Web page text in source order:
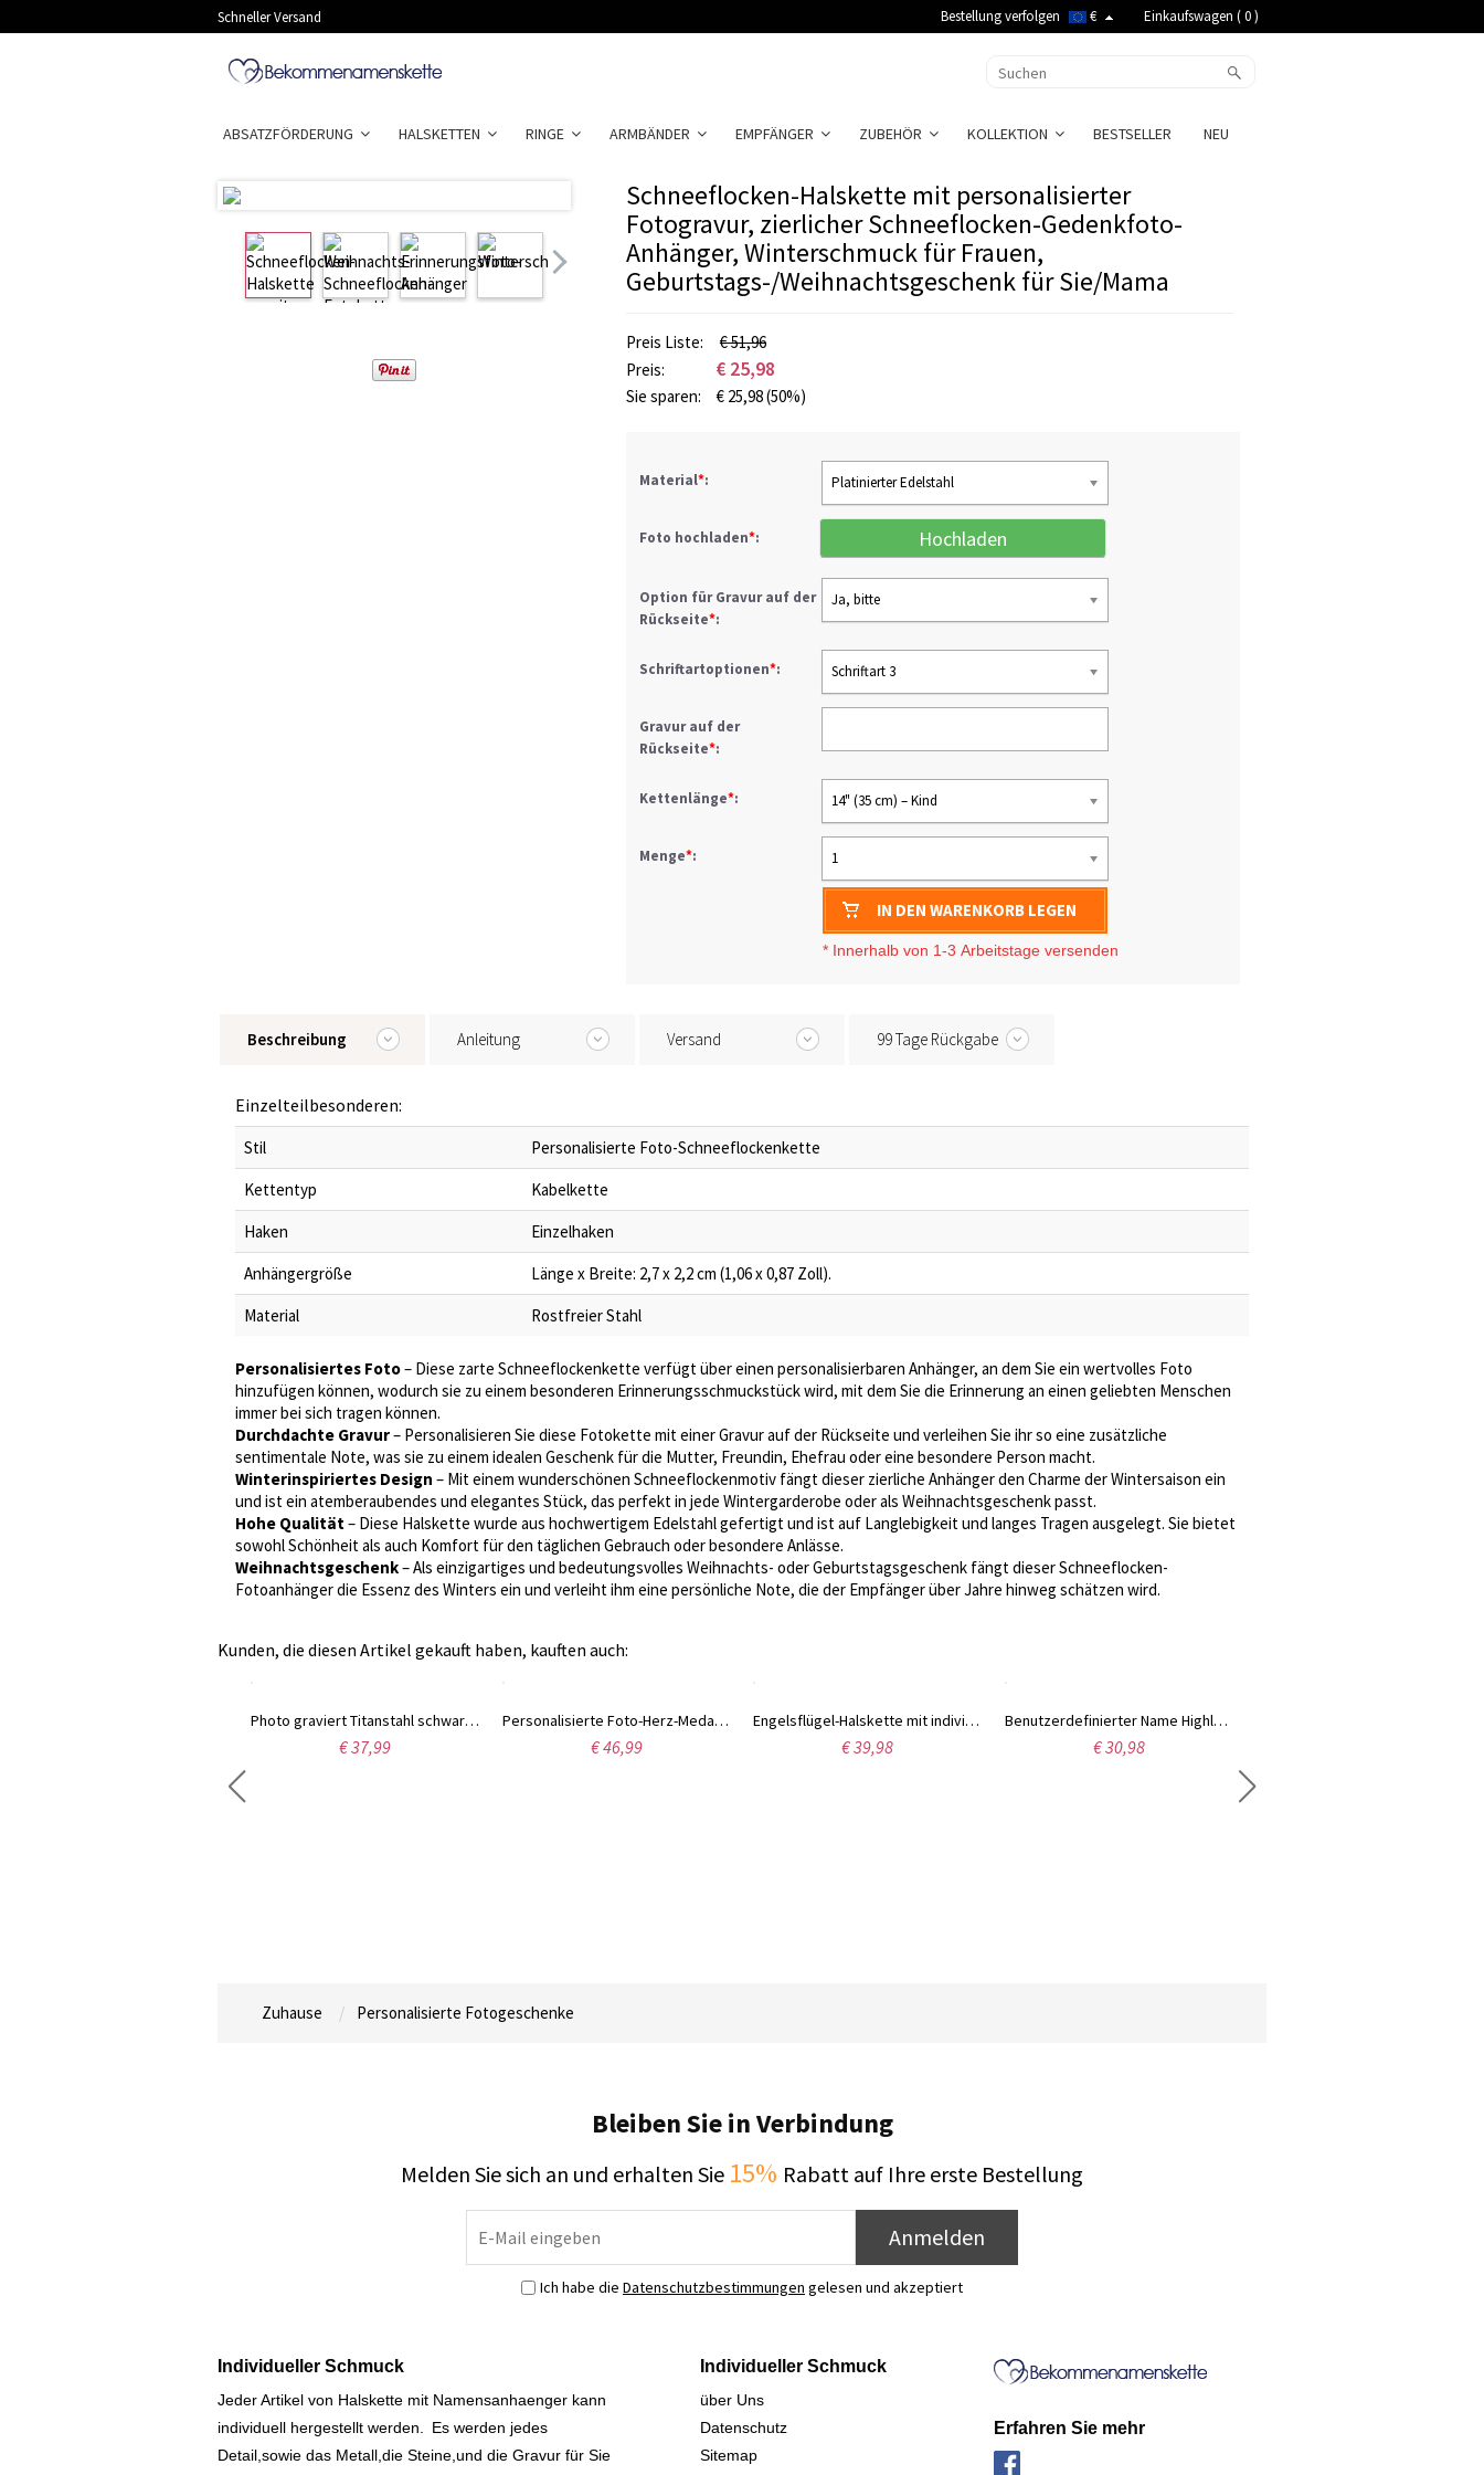
Schneller Versand Bestellung verfolgen € Einkaufswagen (0)
ABSATZFÖRDERUNG HALSKETTEN RINGE ARMBÄNDER EMPFÄNGER ZUBEHÖR KOLLEKTION BESTSELLER NEU
Schneeflocken-Halskette mit personalisierter
Fotogravur, zierlicher Schneeflocken-Gedenkfoto-
Anhänger, Winterschmuck für Frauen,
Geburtstags-/Weihnachtsgeschenk für Sie/Mama
Preis Liste:
€ 51,96
Preis:
€ 25,98
Sie sparen: € 25,98(50%)
Material*: Platinierter Edelstahl
Foto hochladen*: Hochladen
Option für Gravur auf der
Rückseite*:
Ja, bitte
Schriftartoptionen*: Schriftart 3
Gravur auf der
Rückseite*:
Kettenlänge*: 14" (35 cm) – Kind
Menge*: 1
IN DEN WARENKORB LEGEN
* Innerhalb von 1-3 Arbeitstage versenden
Beschreibung Anleitung Versand 99 Tage Rückgabe
Einzelteilbesonderen:
Stil
Personalisierte Foto-Schneeflockenkette
Kettentyp
Kabelkette
Haken
Einzelhaken
Anhängergröße
Länge x Breite: 2,7 x 2,2 cm (1,06 x 0,87 Zoll).
Material
Rostfreier Stahl
Personalisiertes Foto– Diese zarte Schneeflockenkette verfügt über einen personalisierbaren Anhänger, an dem Sie ein wertvolles Foto
hinzufügen können, wodurch sie zu einem besonderen Erinnerungsschmuckstück wird, mit dem Sie die Erinnerung an einen geliebten Menschen
immer bei sich tragen können.
Durchdachte Gravur– Personalisieren Sie diese Fotokette mit einer Gravur auf der Rückseite und verleihen Sie ihr so eine zusätzliche
sentimentale Note, was sie zu einem idealen Geschenk für die Mutter, Freundin, Ehefrau oder eine besondere Person macht.
Winterinspiriertes Design – Mit einem wunderschönen Schneeflockenmotiv fängt dieser zierliche Anhänger den Charme der Wintersaison ein
und ist ein atemberaubendes und elegantes Stück, das perfekt in jede Wintergarderobe oder als Weihnachtsgeschenk passt.
Hohe Qualität– Diese Halskette wurde aus hochwertigem Edelstahl gefertigt und ist auf Langlebigkeit und langes Tragen ausgelegt. Sie bietet
sowohl Schönheit als auch Komfort für den täglichen Gebrauch oder besondere Anlässe.
Weihnachtsgeschenk– Als einzigartiges und bedeutungsvolles Weihnachts- oder Geburtstagsgeschenk fängt dieser Schneeflocken-
Fotoanhänger die Essenz des Winters ein und verleiht ihm eine persönliche Note, die der Empfänger über Jahre hinweg schätzen wird.
Kunden, die diesen Artikel gekauft haben, kauften auch:
Personalisierte Foto-Herz-Medaillon-Halskette mit Zirkonia, Roségold-Schmuckketten, Geburtstags-/Muttertagsgeschenk für Frauen/Mama/Sie/Liebhaberin
€ 46,99
Engelsflügel-Halskette mit individuellem Foto, Herz-Bild-Anhänger-Halskette, personalisierte Engelsflügel-Gedenkschmuck-Geschenke für Mama/Oma/Sie
€ 39,98
Benutzerdefinierter Name Highland Cow Weihnachtsbecher mit Untersetzer, 11oz flauschige Kuh Tasse, Ruhestand/Geburtstag/Weihnachtsgeschenk für Highland Cow Liebhaber/Familie/Freunde
€ 30,98
Personalisierte Schwangerschafts-Scan-Halskette, personalisierter Sonogramm-Ultraschall-Schmuck, Geburtstagsgeschenk für frischgebackenen Papa, Erinnerungsgeschenk für Papa/Papa/Mutter, personalisiertes graviertes Fehlgeburts-Andenken, Babyverlust-Geschen
€ 30,99
Zuhause Personalisierte Fotogeschenke
Bleiben Sie in Verbindung
Melden Sie sich an und erhalten Sie 15% Rabatt auf Ihre erste Bestellung
Anmelden
Ich habe die Datenschutzbestimmungen gelesen und akzeptiert
Individueller Schmuck
Jeder Artikel von Halskette mit Namensanhaenger kann
individuell hergestellt werden.
Es werden jedes
Detail,sowie das Metall,die Steine,und die Gravur für Sie
Individueller Schmuck
über Uns
Datenschutz
Sitemap
Erfahren Sie mehr